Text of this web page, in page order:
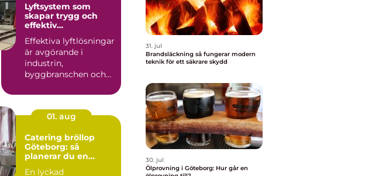
Lyftsystem som
skapar trygg och
effektiv
Effektiva lyftlösningar
är avgörande i
industrin,
byggbranschen och
infrastrukturprojekt....
01. aug
Catering bröllop
Göteborg: så
planerar du en
En lyckad
31. jul
Brandsläckning så fungerar modern
teknik för ett säkrare skydd
30. jul
Ölprovning i Göteborg: Hur går en